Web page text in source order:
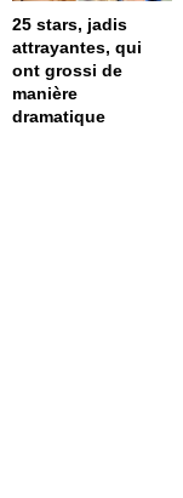
25 stars, jadis
attrayantes, qui
ont grossi de
manière
dramatique